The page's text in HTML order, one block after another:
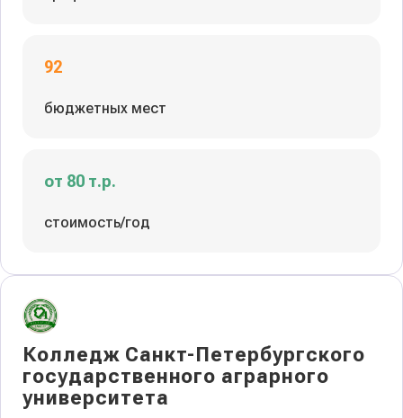
92
бюджетных мест
от 80 т.р.
стоимость/год
Колледж Санкт-Петербургского
государственного аграрного
университета